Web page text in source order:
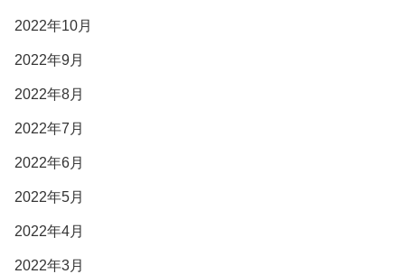
2022年10月
2022年9月
2022年8月
2022年7月
2022年6月
2022年5月
2022年4月
2022年3月